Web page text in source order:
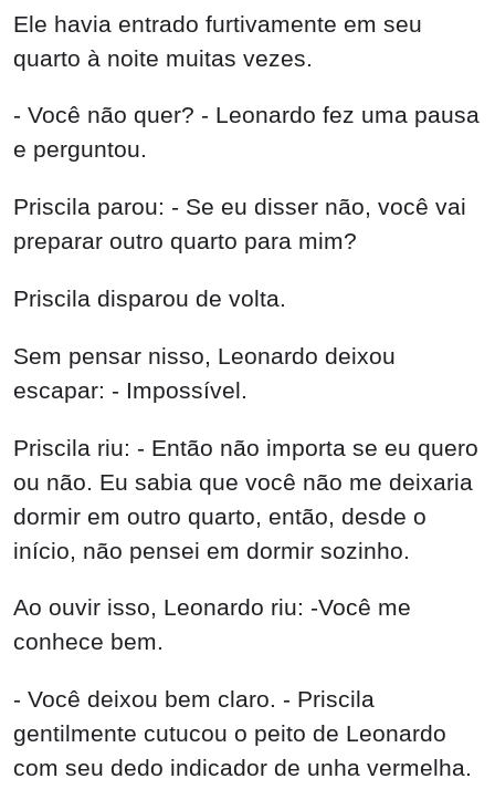
Ele havia entrado furtivamente em seu
quarto à noite muitas vezes.
- Você não quer? - Leonardo fez uma pausa
e perguntou.
Priscila parou: - Se eu disser não, você vai
preparar outro quarto para mim?
Priscila disparou de volta.
Sem pensar nisso, Leonardo deixou
escapar: - Impossível.
Priscila riu: - Então não importa se eu quero
ou não. Eu sabia que você não me deixaria
dormir em outro quarto, então, desde o
início, não pensei em dormir sozinho.
Ao ouvir isso, Leonardo riu: -Você me
conhece bem.
- Você deixou bem claro. - Priscila
gentilmente cutucou o peito de Leonardo
com seu dedo indicador de unha vermelha.